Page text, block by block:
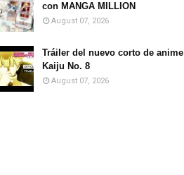
con MANGA MILLION
August 07, 2026
Tráiler del nuevo corto de anime
Kaiju No. 8
August 07, 2026